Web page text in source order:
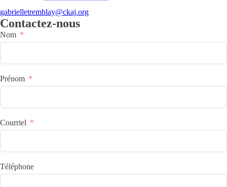
gabrielletremblay@ckaj.org
Contactez-nous
Nom
Prénom
Courriel
Téléphone